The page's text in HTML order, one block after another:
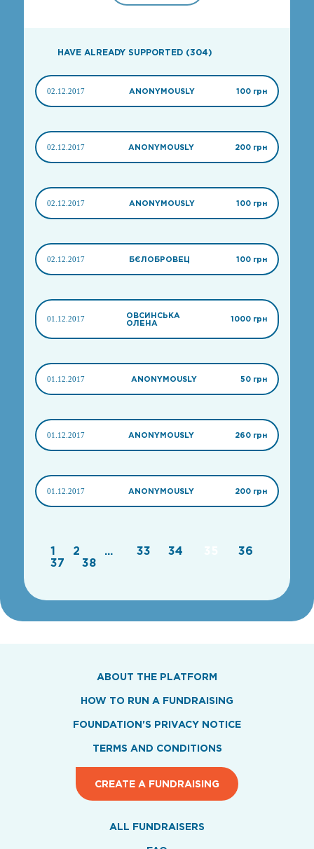
HAVE ALREADY SUPPORTED (304)
02.12.2017 ANONYMOUSLY 100 грн
02.12.2017 ANONYMOUSLY 200 грн
02.12.2017 ANONYMOUSLY 100 грн
02.12.2017 БЄЛОБРОВЕЦ 100 грн
01.12.2017
ОВСИНСЬКА
ОЛЕНА
1000 грн
01.12.2017 ANONYMOUSLY 50 грн
01.12.2017 ANONYMOUSLY 260 грн
01.12.2017 ANONYMOUSLY 200 грн
1 2 ... 33 34
36
37
38
ABOUT THE PLATFORM
HOW TO RUN A FUNDRAISING
FOUNDATION'S PRIVACY NOTICE
TERMS AND CONDITIONS
CREATE A FUNDRAISING
ALL FUNDRAISERS